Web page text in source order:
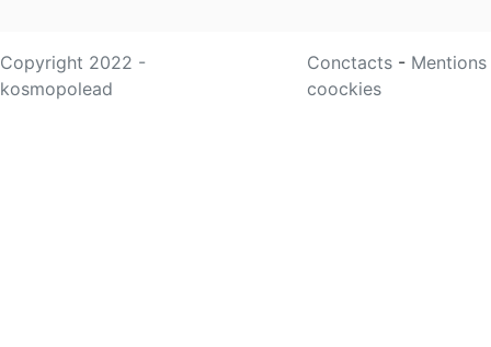
Copyright 2022 -
kosmopolead
Conctacts -
coockies